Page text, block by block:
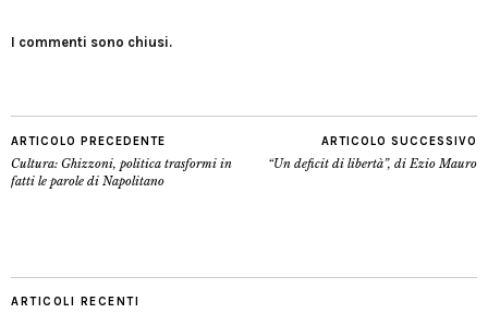
I commenti sono chiusi.
ARTICOLO PRECEDENTE
Cultura: Ghizzoni, politica trasformi in
fatti le parole di Napolitano
ARTICOLO SUCCESSIVO
“Un deficit di libertà”, di Ezio Mauro
ARTICOLI RECENTI